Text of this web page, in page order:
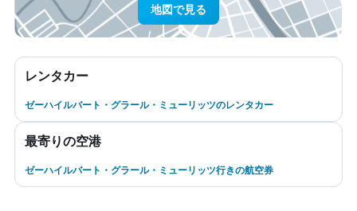
地図で見る
レンタカー
ゼーハイルバート・グラール・ミューリッツのレンタカー
最寄りの空港
ゼーハイルバート・グラール・ミューリッツ行きの航空券